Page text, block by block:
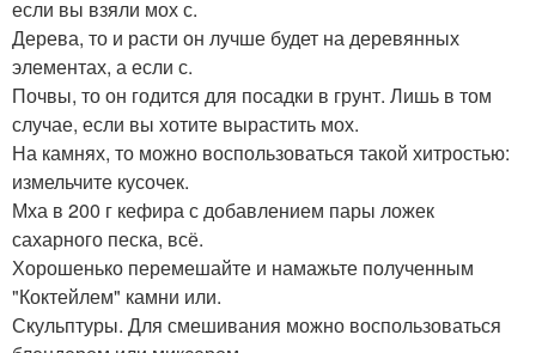
если вы взяли мох с.
Дерева, то и расти он лучше будет на деревянных
элементах, а если с.
Почвы, то он годится для посадки в грунт. Лишь в том
случае, если вы хотите вырастить мох.
На камнях, то можно воспользоваться такой хитростью:
измельчите кусочек.
Мха в 200 г кефира с добавлением пары ложек
сахарного песка, всё.
Хорошенько перемешайте и намажьте полученным
"Коктейлем" камни или.
Скульптуры. Для смешивания можно воспользоваться